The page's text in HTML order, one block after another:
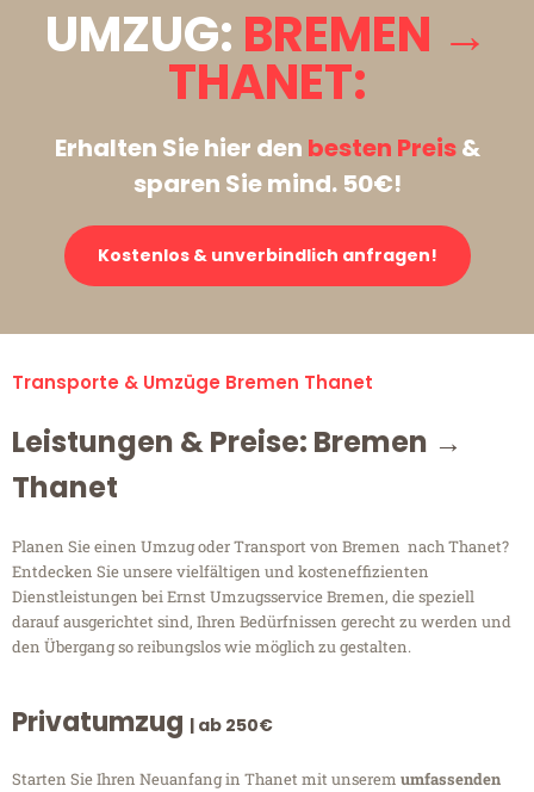
UMZUG: BREMEN →
THANET:
Erhalten Sie hier den besten Preis&
sparen Sie mind. 50€!
Kostenlos & unverbindlich anfragen!
Transporte & Umzüge Bremen Thanet
Leistungen & Preise: Bremen →
Thanet
Planen Sie einen Umzug oder Transport von Bremen nach Thanet?
Entdecken Sie unsere vielfältigen und kosteneffizienten
Dienstleistungen bei Ernst Umzugsservice Bremen, die speziell
darauf ausgerichtet sind, Ihren Bedürfnissen gerecht zu werden und
den Übergang so reibungslos wie möglich zu gestalten.
Privatumzug | ab 250€
Starten Sie Ihren Neuanfang in Thanet mit unserem umfassenden